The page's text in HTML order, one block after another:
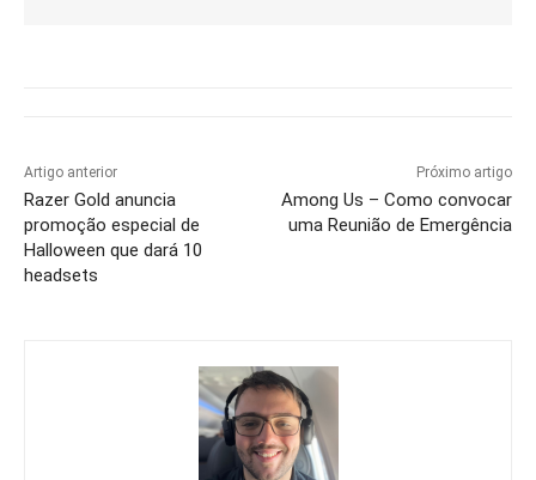
Artigo anterior
Razer Gold anuncia
promoção especial de
Halloween que dará 10
headsets
Próximo artigo
Among Us – Como convocar
uma Reunião de Emergência